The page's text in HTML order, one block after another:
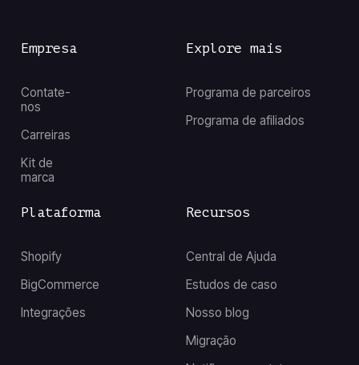
Empresa
Contate-
nos
Carreiras
Kit de
marca
Recursos
Central de Ajuda
Estudos de caso
Nosso blog
Migração
Explore mais
Programa de parceiros
Programa de afiliados
Plataforma
Shopify
BigCommerce
Integrações